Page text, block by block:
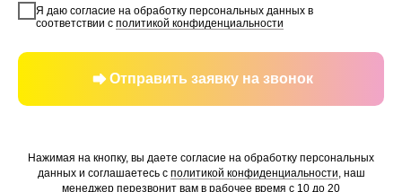
Я даю согласие на обработку персональных данных в
соответствии с политикой конфиденциальности
Отправить заявку на звонок
Нажимая на кнопку, вы даете согласие на обработку персональных
данных и соглашаетесь c политикой конфиденциальности, наш
менеджер перезвонит вам в рабочее время с 10 до 20